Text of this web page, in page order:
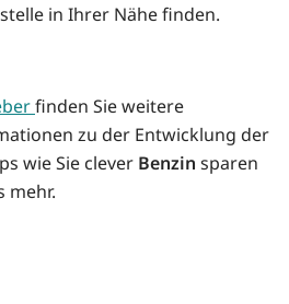
in Ihrer Nähe finden.
finden Sie weitere
zu der Entwicklung der
wie Sie clever Benzin sparen
mehr.